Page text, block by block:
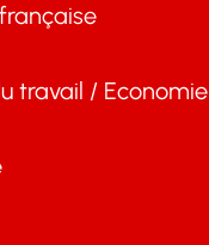
travail / Economie